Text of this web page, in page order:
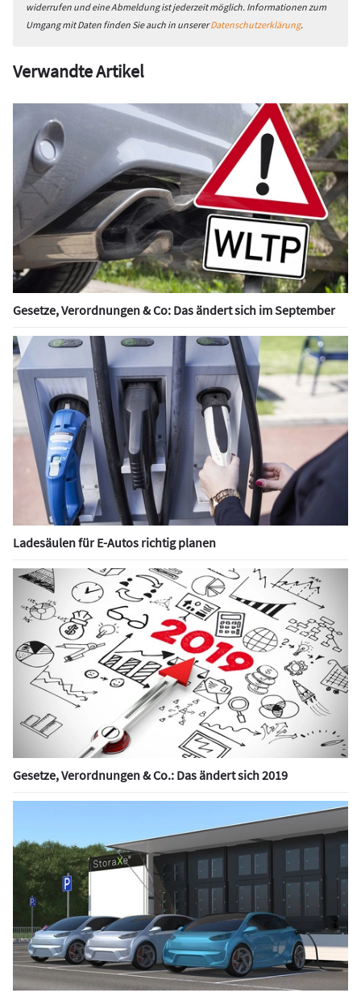
widerrufen und eine Abmeldung ist jederzeit möglich. Informationen zum
Umgang mit Daten finden Sie auch in unsererDatenschutzerklärung.
Verwandte Artikel
Gesetze, Verordnungen & Co: Das ändert sich im September
Ladesäulen für E-Autos richtig planen
Gesetze, Verordnungen & Co.: Das ändert sich 2019